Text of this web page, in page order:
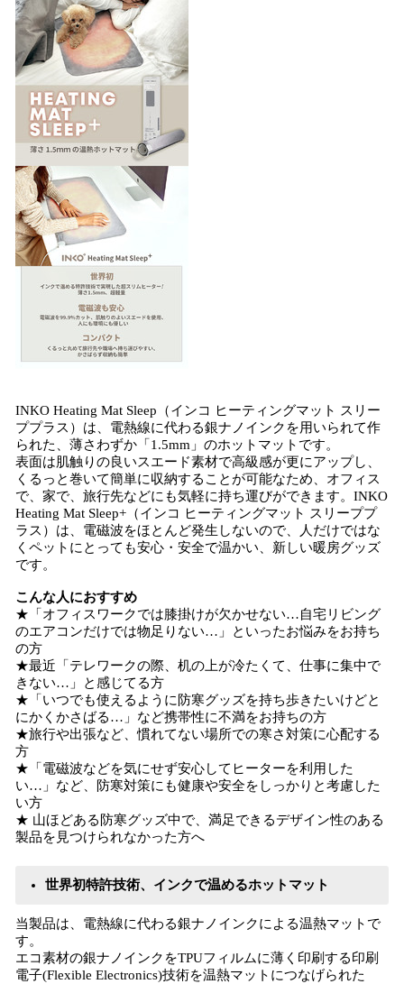
INKO Heating Mat Sleep（インコ ヒーティングマット スリー
ププラス）は、電熱線に代わる銀ナノインクを用いられて作
られた、薄さわずか「1.5mm」のホットマットです。
表面は肌触りの良いスエード素材で高級感が更にアップし、
くるっと巻いて簡単に収納することが可能なため、オフィス
で、家で、旅行先などにも気軽に持ち運びができます。INKO
Heating Mat Sleep+（インコ ヒーティングマット スリーププ
ラス）は、電磁波をほとんど発生しないので、人だけではな
くペットにとっても安心・安全で温かい、新しい暖房グッズ
です。
こんな人におすすめ
★「オフィスワークでは膝掛けが欠かせない…自宅リビング
のエアコンだけでは物足りない…」といったお悩みをお持ち
の方
★最近「テレワークの際、机の上が冷たくて、仕事に集中で
きない…」と感じてる方
★「いつでも使えるように防寒グッズを持ち歩きたいけどと
にかくかさばる…」など携帯性に不満をお持ちの方
★旅行や出張など、慣れてない場所での寒さ対策に心配する
方
★「電磁波などを気にせず安心してヒーターを利用した
い…」など、防寒対策にも健康や安全をしっかりと考慮した
い方
★ 山ほどある防寒グッズ中で、満足できるデザイン性のある
製品を見つけられなかった方へ
世界初特許技術、インクで温めるホットマット
当製品は、電熱線に代わる銀ナノインクによる温熱マットで
す。
エコ素材の銀ナノインクをTPUフィルムに薄く印刷する印刷
電子(Flexible Electronics)技術を温熱マットにつなげられた